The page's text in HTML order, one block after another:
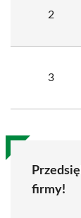
2
3
firmy!